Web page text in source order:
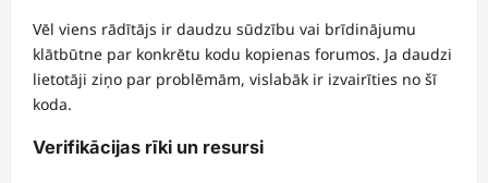
Vēl viens rādītājs ir daudzu sūdzību vai brīdinājumu
klātbūtne par konkrētu kodu kopienas forumos. Ja daudzi
lietotāji ziņo par problēmām, vislabāk ir izvairīties no šī
koda.
Verifikācijas rīki un resursi